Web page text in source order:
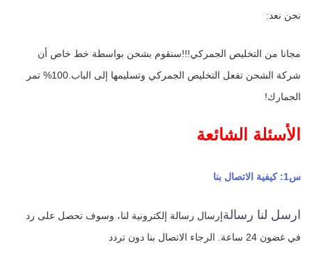
نحن نعد:
مجانا من التخليص الجمركي!!!سنقوم بشحن بواسطة خط خاص أن
شركة الشحن تفعل التخليص الجمركي وتسليمها إلى الباب.100% تمر
الجمارك!
الأسئلة الشائعة
س1: كيفية الاتصال بنا
ارسل لنا رسالة
إرسال رسالة إلكترونية لنا، وسوف تحصل على رد
في غضون 24 ساعة.
الرجاء الاتصال بنا دون تردد